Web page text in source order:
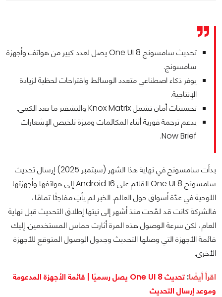
تحديث سامسونج One UI 8 يصل لعدد كبير من هواتف وأجهزة
سامسونج.
يوفر ذكاء اصطناعي متعدد الوسائط واقتراحات لحظية لزيادة
الإنتاجية.
تحسينات أمان تشمل Knox Matrix والتشفير ما بعد الكمي.
يدعم ترجمة فورية أثناء المكالمات وميزة تلخيص الإشعارات
Now Brief.
بدأت سامسونج في نهاية هذا الشهر (سبتمبر 2025) إرسال تحديث
سامسونج One UI 8 القائم على Android 16 إلى هواتفها وأجهزتها
اللوحية في عدّة أسواق حول العالم. الخبر لم يأتِ مفاجئًا تمامًا،
فالشركة كانت قد لمّحت منذ أشهر إلى نيتها إطلاق التحديث قبل نهاية
العام، لكن سرعة الوصول هذه المرة أثارت حماس المستخدمين. إليك
قائمة الأجهزة التي وصلها التحديث وجدول الوصول المتوقع للأجهزة
الأخرى.
اقرأ أيضًا:
تحديث One UI 8 يصل رسميًا | قائمة الأجهزة المدعومة
وموعد إرسال التحديث